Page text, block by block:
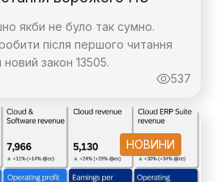
якби не було так сумно.
після першого читання
закон 13505.
537
НОВИНИ